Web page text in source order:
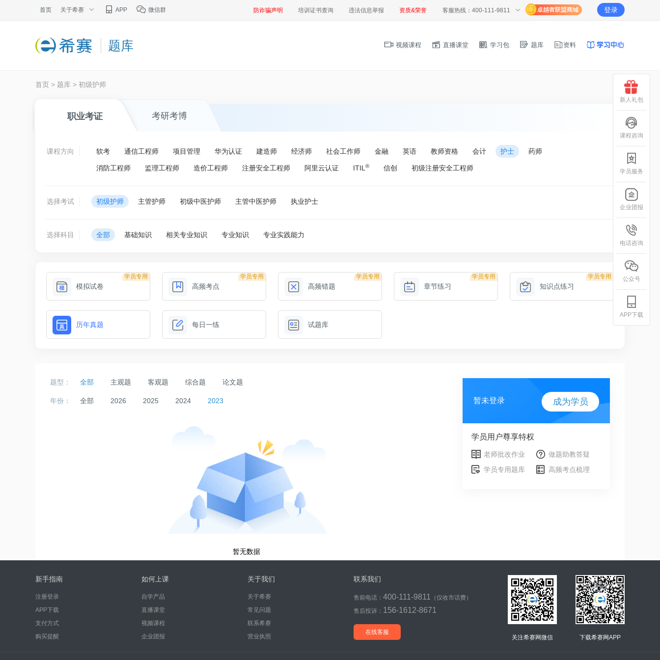
首页 关于希赛 APP 微信群 防诈骗声明 培训证书查询 违法信息举报 资质&荣誉 客服热线：400-111-9811 登录
题库 视频课程 直播课堂 学习包 题库 资料
首页 > 题库 > 初级护师
职业考证 考研考博
课程方向 软考 通信工程师 项目管理 华为认证 建造师 经济师 社会工作师 金融 英语 教师资格 会计 护士 药师
消防工程师 监理工程师 造价工程师 注册安全工程师 阿里云认证 ITIL ® 信创 初级注册安全工程师
选择考试 初级护师 主管护师 初级中医护师 主管中医护师 执业护士
选择科目 全部 基础知识 相关专业知识 专业知识 专业实践能力
学员专用
模拟试卷
学员专用
高频考点
学员专用
高频错题
学员专用
章节练习
学员专用
知识点练习
历年真题 每日一练 试题库
题型： 全部 主观题 客观题 综合题 论文题
年份： 全部 2026 2025 2024 2023
暂无数据
暂未登录 成为学员
学员用户尊享特权
老师批改作业
做题助教答疑
学员专用题库
高频考点梳理
新手指南
注册登录
APP下载
支付方式
购买提醒
如何上课
自学产品
直播课堂
视频课程
企业团报
关于我们
关于希赛
常见问题
联系希赛
营业执照
联系我们
售前电话： 400-111-9811 （仅收市话费）
售后投诉： 156-1612-8671
在线客服
关注希赛网微信 下载希赛网APP
新人礼包
课程咨询
学员服务
企业团报
电话咨询
公众号
APP下载